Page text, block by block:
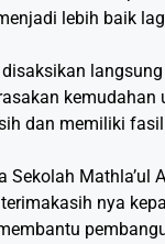
lebih baik
kemudahan
dan memiliki
Sekolah Mathla’ul
nya